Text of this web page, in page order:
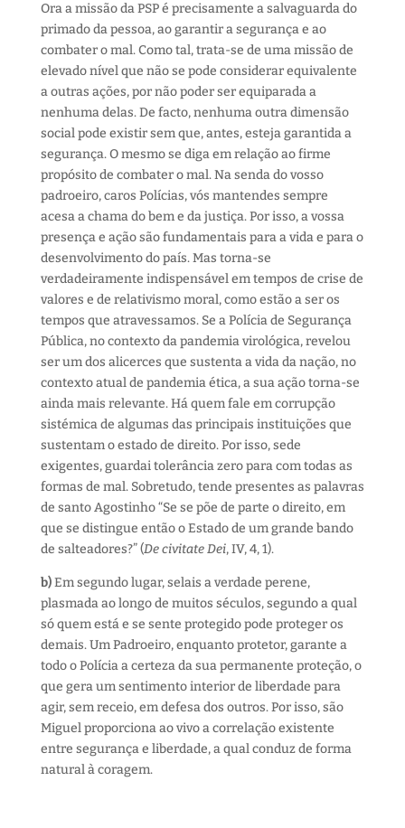
Ora a missão da PSP é precisamente a salvaguarda do
primado da pessoa, ao garantir a segurança e ao
combater o mal. Como tal, trata-se de uma missão de
elevado nível que não se pode considerar equivalente
a outras ações, por não poder ser equiparada a
nenhuma delas. De facto, nenhuma outra dimensão
social pode existir sem que, antes, esteja garantida a
segurança. O mesmo se diga em relação ao firme
propósito de combater o mal. Na senda do vosso
padroeiro, caros Polícias, vós mantendes sempre
acesa a chama do bem e da justiça. Por isso, a vossa
presença e ação são fundamentais para a vida e para o
desenvolvimento do país. Mas torna-se
verdadeiramente indispensável em tempos de crise de
valores e de relativismo moral, como estão a ser os
tempos que atravessamos. Se a Polícia de Segurança
Pública, no contexto da pandemia virológica, revelou
ser um dos alicerces que sustenta a vida da nação, no
contexto atual de pandemia ética, a sua ação torna-se
ainda mais relevante. Há quem fale em corrupção
sistémica de algumas das principais instituições que
sustentam o estado de direito. Por isso, sede
exigentes, guardai tolerância zero para com todas as
formas de mal. Sobretudo, tende presentes as palavras
de santo Agostinho “Se se põe de parte o direito, em
que se distingue então o Estado de um grande bando
de salteadores?” (De civitate Dei, IV, 4, 1).
b)Em segundo lugar, selais a verdade perene,
plasmada ao longo de muitos séculos, segundo a qual
só quem está e se sente protegido pode proteger os
demais. Um Padroeiro, enquanto protetor, garante a
todo o Polícia a certeza da sua permanente proteção, o
que gera um sentimento interior de liberdade para
agir, sem receio, em defesa dos outros. Por isso, são
Miguel proporciona ao vivo a correlação existente
entre segurança e liberdade, a qual conduz de forma
natural à coragem.